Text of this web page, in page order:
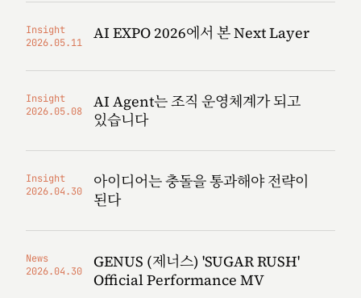
Insight
2026.05.11
AI EXPO 2026에서 본 Next Layer
Insight
2026.05.08
AI Agent는 조직 운영체계가 되고
있습니다
Insight
2026.04.30
아이디어는 충돌을 통과해야 전략이
된다
News
2026.04.30
GENUS (제너스) 'SUGAR RUSH'
Official Performance MV